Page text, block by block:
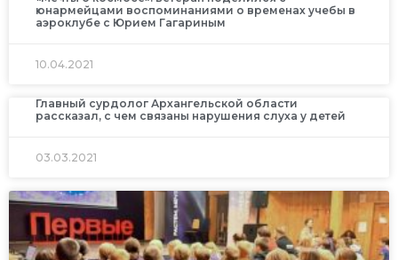
юнармейцами воспоминаниями о временах учебы в
аэроклубе с Юрием Гагариным
10.04.2021
Главный сурдолог Архангельской области
рассказал, с чем связаны нарушения слуха у детей
03.03.2021